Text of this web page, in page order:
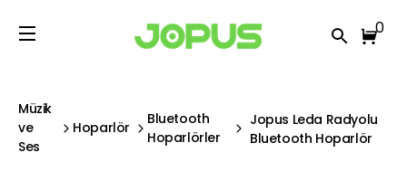
0
Müzik
ve
Ses
Hoparlör
Bluetooth
Hoparlörler
Jopus Leda Radyolu
Bluetooth Hoparlör